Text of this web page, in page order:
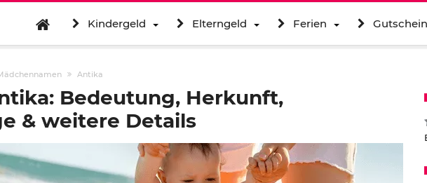
Kindergeld Elterngeld Ferien
Antika
Bedeutung, Herkunft,
& weitere Details